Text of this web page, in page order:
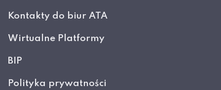
Kontakty do biur ATA
Wirtualne Platformy
BIP
Polityka prywatności